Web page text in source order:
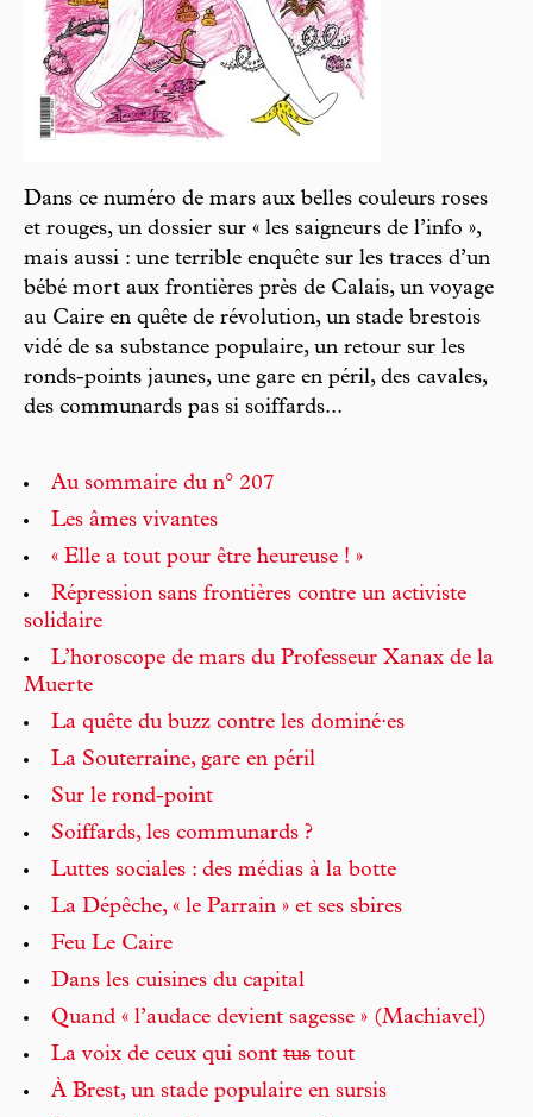
Dans ce numéro de mars aux belles couleurs roses
et rouges, un dossier sur « les saigneurs de l’info »,
mais aussi : une terrible enquête sur les traces d’un
bébé mort aux frontières près de Calais, un voyage
au Caire en quête de révolution, un stade brestois
vidé de sa substance populaire, un retour sur les
ronds-points jaunes, une gare en péril, des cavales,
des communards pas si soiffards...
Au sommaire du n° 207
Les âmes vivantes
« Elle a tout pour être heureuse ! »
Répression sans frontières contre un activiste
solidaire
L’horoscope de mars du Professeur Xanax de la
Muerte
La quête du buzz contre les dominé·es
La Souterraine, gare en péril
Sur le rond-point
Soiffards, les communards ?
Luttes sociales : des médias à la botte
La Dépêche, « le Parrain » et ses sbires
Feu Le Caire
Dans les cuisines du capital
Quand « l’audace devient sagesse » (Machiavel)
La voix de ceux qui sont tus tout
À Brest, un stade populaire en sursis